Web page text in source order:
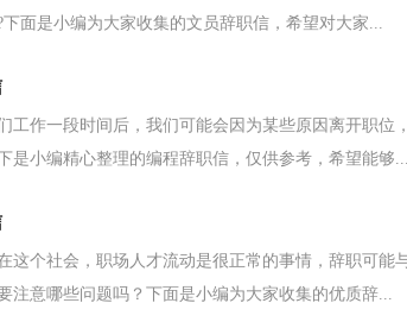
面是小编为大家收集的文员辞职信，希望对大家...
工作一段时间后，我们可能会因为某些原因离开职位
是小编精心整理的编程辞职信，仅供参考，希望能够...
这个社会，职场人才流动是很正常的事情，辞职可
注意哪些问题吗？下面是小编为大家收集的优质辞...